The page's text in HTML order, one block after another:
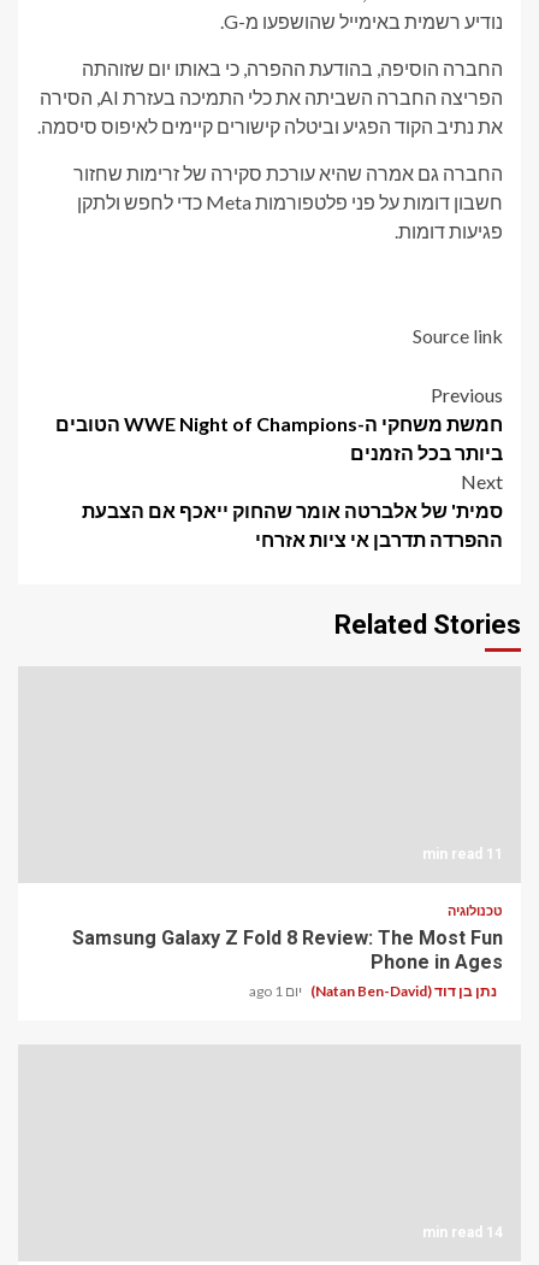
נודיע רשמית באימייל שהושפעו מ-G.
החברה הוסיפה, בהודעת ההפרה, כי באותו יום שזוהתה
הפריצה החברה השביתה את כלי התמיכה בעזרת AI, הסירה
את נתיב הקוד הפגיע וביטלה קישורים קיימים לאיפוס סיסמה.
החברה גם אמרה שהיא עורכת סקירה של זרימות שחזור
חשבון דומות על פני פלטפורמות Meta כדי לחפש ולתקן
פגיעות דומות.
Source link
Post
navigation
Previous
חמשת משחקי ה-WWE Night of Champions הטובים
ביותר בכל הזמנים
Next
סמית' של אלברטה אומר שהחוק ייאכף אם הצבעת
ההפרדה תדרבן אי ציות אזרחי
Related Stories
11 min read
טכנולוגיה
Samsung Galaxy Z Fold 8 Review: The Most Fun
Phone in Ages
נתן בן דוד (Natan Ben-David) יום 1 ago
14 min read